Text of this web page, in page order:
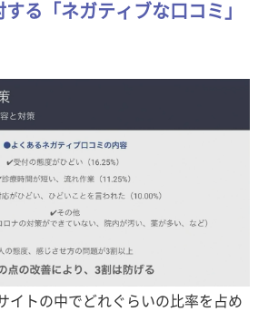
る「ネガティブな口コミ」
イトの中でどれぐらいの比率を占め